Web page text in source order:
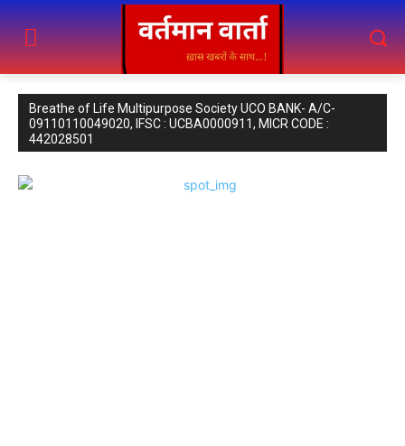
Breathe of Life Multipurpose Society UCO BANK- A/C-
09110110049020, IFSC : UCBA0000911, MICR CODE :
442028501